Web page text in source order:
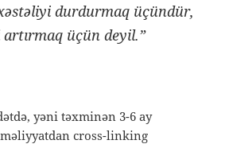
durdurmaq üçündür,
üçün deyil.”
yəni təxminən 3-6 ay
cross-linking